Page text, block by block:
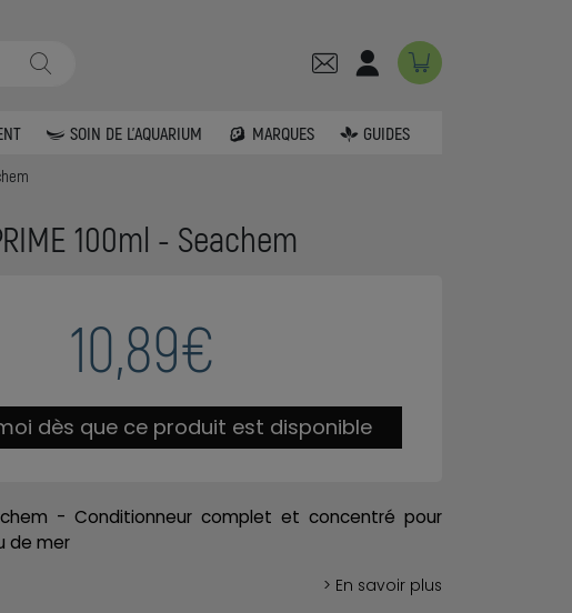
SOIN DE L'AQUARIUM MARQUES GUIDES
100ml - Seachem
10,89€
dès que ce produit est disponible
- Conditionneur complet et concentré pour
de mer
> En savoir plus